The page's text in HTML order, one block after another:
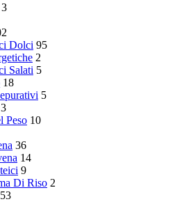
3
Dolci 95
2
Salati 5
18
5
3
Peso 10
36
14
9
Di Riso 2
53